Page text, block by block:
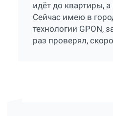
идёт до квартиры,
Сейчас имею в
технологии GPON,
раз проверял,